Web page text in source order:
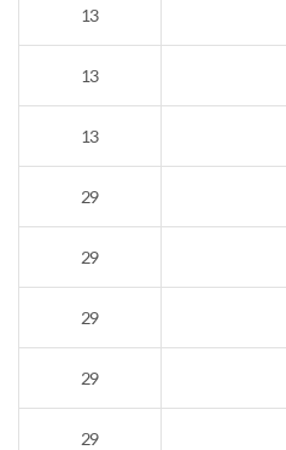
13
13
13
29
29
29
29
29